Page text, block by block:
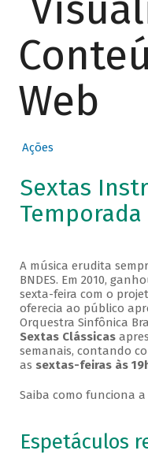
Web
Ações
Sextas
Temporada
A música erudita
BNDES. Em 2010,
sexta-feira com o
oferecia ao público
Orquestra Sinfônica
Sextas Clássicas
semanais, contando
as sextas-feiras às
Saiba como funciona a
Espetáculos